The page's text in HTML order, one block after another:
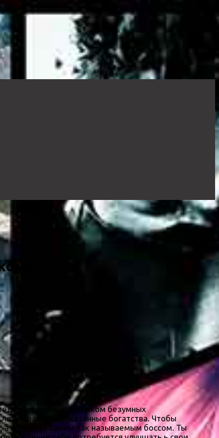
стать участником безумных
охраняет несказанные богатства. Чтобы
а затем и с самим так называемым боссом. Ты